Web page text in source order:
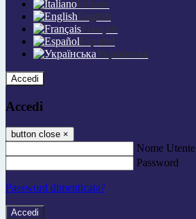
Italiano
English
Français
Español
Українська
Accedi
Accedi
button close ×
Nome Utente
Password
Password dimenticata?